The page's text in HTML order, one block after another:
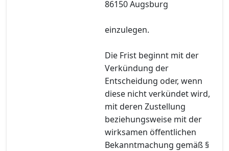
86150 Augsburg
einzulegen.
Die Frist beginnt mit der
Verkündung der
Entscheidung oder, wenn
diese nicht verkündet wird,
mit deren Zustellung
beziehungsweise mit der
wirksamen öffentlichen
Bekanntmachung gemäß §